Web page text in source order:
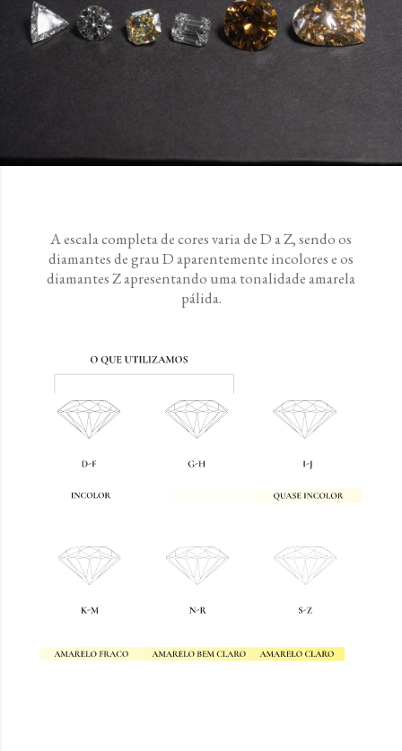
A escala completa de cores varia de D a Z, sendo os
diamantes de grau D aparentemente incolores e os
diamantes Z apresentando uma tonalidade amarela
pálida.